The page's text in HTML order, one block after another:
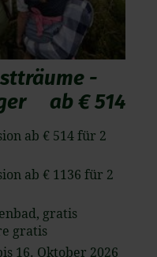
-
ab € 514
ab € 514 für 2
ab € 1136 für 2
gratis
gratis
16. Oktober 2026